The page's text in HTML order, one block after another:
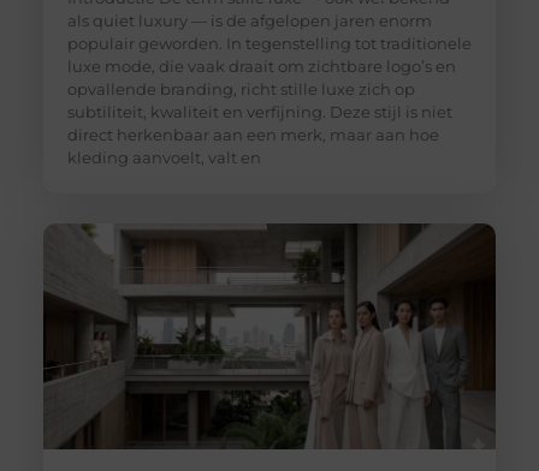
als quiet luxury — is de afgelopen jaren enorm
populair geworden. In tegenstelling tot traditionele
luxe mode, die vaak draait om zichtbare logo’s en
opvallende branding, richt stille luxe zich op
subtiliteit, kwaliteit en verfijning. Deze stijl is niet
direct herkenbaar aan een merk, maar aan hoe
kleding aanvoelt, valt en